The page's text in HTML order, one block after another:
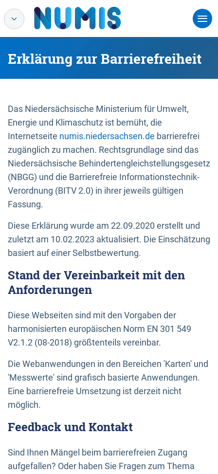
Erklärung zur Barrierefreiheit
Das Niedersächsische Ministerium für Umwelt,
Energie und Klimaschutz ist bemüht, die
Internetseite numis.niedersachsen.de barrierefrei
zugänglich zu machen. Rechtsgrundlage sind das
Niedersächsische Behindertengleichstellungsgesetz
(NBGG) und die Barrierefreie Informationstechnik-
Verordnung (BITV 2.0) in ihrer jeweils gültigen
Fassung.
Diese Erklärung wurde am 22.09.2020 erstellt und
zuletzt am 10.02.2023 aktualisiert. Die Einschätzung
basiert auf einer Selbstbewertung.
Stand der Vereinbarkeit mit den
Anforderungen
Diese Webseiten sind mit den Vorgaben der
harmonisierten europäischen Norm EN 301 549
V2.1.2 (08-2018) größtenteils vereinbar.
Die Webanwendungen in den Bereichen 'Karten' und
'Messwerte' sind grafisch basierte Anwendungen.
Eine barrierefreie Umsetzung ist derzeit nicht
möglich.
Feedback und Kontakt
Sind Ihnen Mängel beim barrierefreien Zugang
aufgefallen? Oder haben Sie Fragen zum Thema